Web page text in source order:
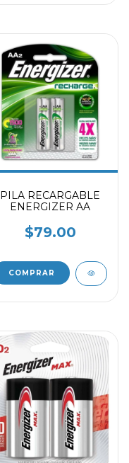
PILA RECARGABLE
ENERGIZER AA
$79.00